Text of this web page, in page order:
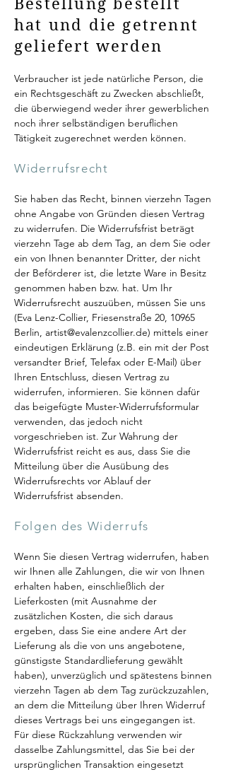
Bestellung bestellt
hat und die getrennt
geliefert werden
Verbraucher ist jede natürliche Person, die
ein Rechtsgeschäft zu Zwecken abschließt,
die überwiegend weder ihrer gewerblichen
noch ihrer selbständigen beruflichen
Tätigkeit zugerechnet werden können.
Widerrufsrecht
Sie haben das Recht, binnen vierzehn Tagen
ohne Angabe von Gründen diesen Vertrag
zu widerrufen. Die Widerrufsfrist beträgt
vierzehn Tage ab dem Tag, an dem Sie oder
ein von Ihnen benannter Dritter, der nicht
der Beförderer ist, die letzte Ware in Besitz
genommen haben bzw. hat. Um Ihr
Widerrufsrecht auszuüben, müssen Sie uns
(Eva Lenz-Collier, Friesenstraße 20, 10965
Berlin, artist@evalenzcollier.de) mittels einer
eindeutigen Erklärung (z.B. ein mit der Post
versandter Brief, Telefax oder E-Mail) über
Ihren Entschluss, diesen Vertrag zu
widerrufen, informieren. Sie können dafür
das beigefügte Muster-Widerrufsformular
verwenden, das jedoch nicht
vorgeschrieben ist. Zur Wahrung der
Widerrufsfrist reicht es aus, dass Sie die
Mitteilung über die Ausübung des
Widerrufsrechts vor Ablauf der
Widerrufsfrist absenden.
Folgen des Widerrufs
Wenn Sie diesen Vertrag widerrufen, haben
wir Ihnen alle Zahlungen, die wir von Ihnen
erhalten haben, einschließlich der
Lieferkosten (mit Ausnahme der
zusätzlichen Kosten, die sich daraus
ergeben, dass Sie eine andere Art der
Lieferung als die von uns angebotene,
günstigste Standardlieferung gewählt
haben), unverzüglich und spätestens binnen
vierzehn Tagen ab dem Tag zurückzuzahlen,
an dem die Mitteilung über Ihren Widerruf
dieses Vertrags bei uns eingegangen ist.
Für diese Rückzahlung verwenden wir
dasselbe Zahlungsmittel, das Sie bei der
ursprünglichen Transaktion eingesetzt